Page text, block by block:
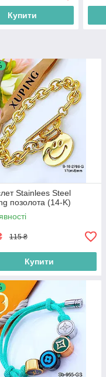
Купити
Stainlees Steel
позолота (14-K)
115 ₴
Купити